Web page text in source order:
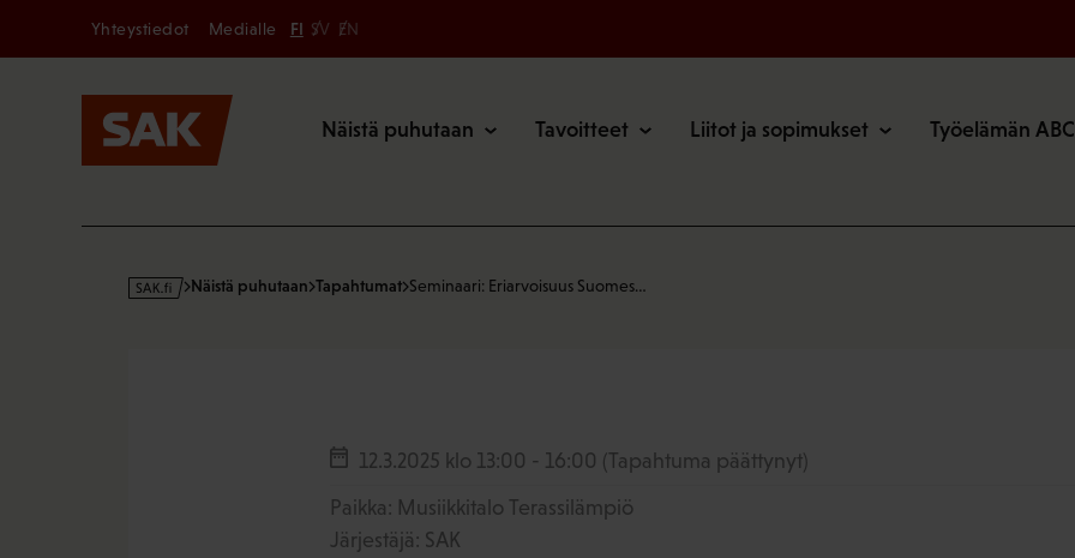
Secondary
Yhteystiedot Medialle FI SV EN
Näistä puhutaan Tavoitteet Liitot ja sopimukset Työelämän ABC
s
Näistä puhutaan Tapahtumat Seminaari: Eriarvoisuus Suomes…
12.3.2025 klo 13:00 - 16:00 (Tapahtuma päättynyt)
Paikka: Musiikkitalo Terassilämpiö
Järjestäjä: SAK